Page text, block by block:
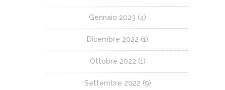
Gennaio 2023 (4)
Dicembre 2022 (1)
Ottobre 2022 (1)
Settembre 2022 (9)